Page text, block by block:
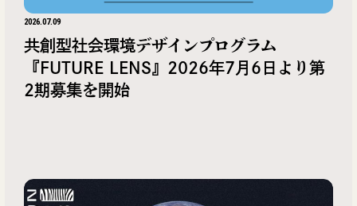
2026.07.09
共創型社会環境デザインプログラム
『FUTURE LENS』2026年7月6日より第
2期募集を開始